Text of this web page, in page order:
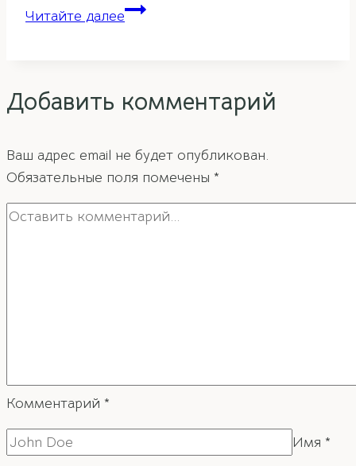
Читайте далееХрустальные
универсальное
шуй
Добавить комментарий
Ваш адрес email не будет опубликован.
Обязательные поля помечены *
Комментарий *
Имя *